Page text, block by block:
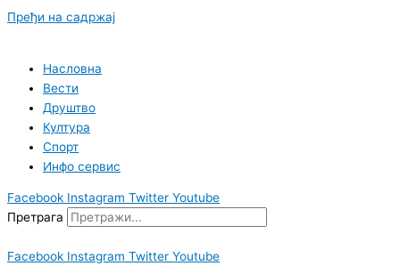
Пређи на садржај
Насловна
Вести
Друштво
Култура
Спорт
Инфо сервис
Facebook Instagram Twitter Youtube
Претрага
Facebook Instagram Twitter Youtube